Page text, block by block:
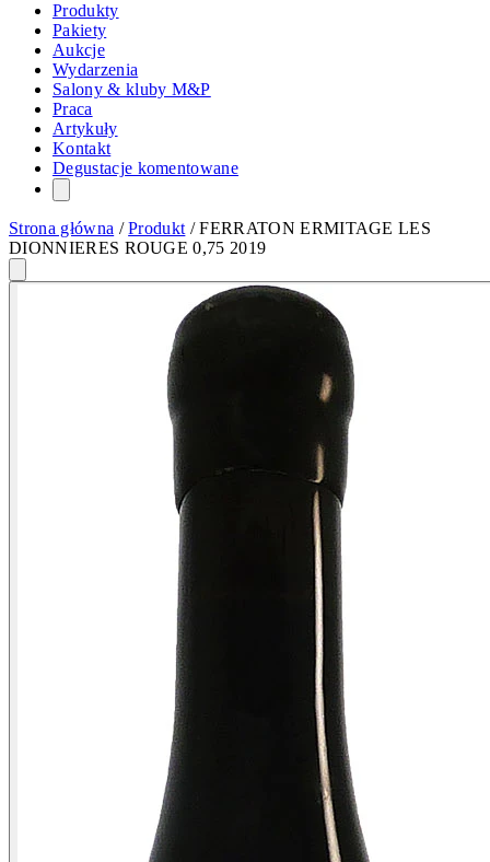
Produkty
Pakiety
Aukcje
Wydarzenia
Salony & kluby M&P
Praca
Artykuły
Kontakt
Degustacje komentowane
Strona główna /Produkt /FERRATON ERMITAGE LES
DIONNIERES ROUGE 0,75 2019